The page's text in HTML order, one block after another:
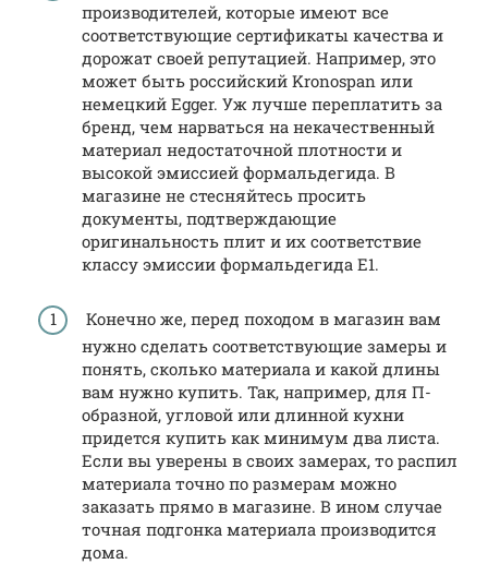
производителей, которые имеют все
соответствующие сертификаты качества и
дорожат своей репутацией. Например, это
может быть российский Kronospan или
немецкий Egger. Уж лучше переплатить за
бренд, чем нарваться на некачественный
материал недостаточной плотности и
высокой эмиссией формальдегида. В
магазине не стесняйтесь просить
документы, подтверждающие
оригинальность плит и их соответствие
классу эмиссии формальдегида E1.
Конечно же, перед походом в магазин вам
нужно сделать соответствующие замеры и
понять, сколько материала и какой длины
вам нужно купить. Так, например, для П-
образной, угловой или длинной кухни
придется купить как минимум два листа.
Если вы уверены в своих замерах, то распил
материала точно по размерам можно
заказать прямо в магазине. В ином случае
точная подгонка материала производится
дома.